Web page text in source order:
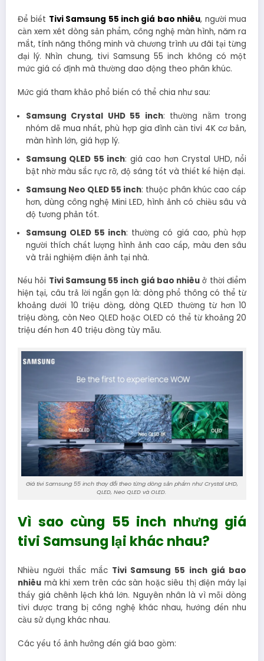
Để biết Tivi Samsung 55 inch giá bao nhiêu, người mua
cần xem xét dòng sản phẩm, công nghệ màn hình, năm ra
mắt, tính năng thông minh và chương trình ưu đãi tại từng
đại lý. Nhìn chung, tivi Samsung 55 inch không có một
mức giá cố định mà thường dao động theo phân khúc.
Mức giá tham khảo phổ biến có thể chia như sau:
Samsung Crystal UHD 55 inch: thường nằm trong
nhóm dễ mua nhất, phù hợp gia đình cần tivi 4K cơ bản,
màn hình lớn, giá hợp lý.
Samsung QLED 55 inch: giá cao hơn Crystal UHD, nổi
bật nhờ màu sắc rực rỡ, độ sáng tốt và thiết kế hiện đại.
Samsung Neo QLED 55 inch: thuộc phân khúc cao cấp
hơn, dùng công nghệ Mini LED, hình ảnh có chiều sâu và
độ tương phản tốt.
Samsung OLED 55 inch: thường có giá cao, phù hợp
người thích chất lượng hình ảnh cao cấp, màu đen sâu
và trải nghiệm điện ảnh tại nhà.
Nếu hỏi Tivi Samsung 55 inch giá bao nhiêu ở thời điểm
hiện tại, câu trả lời ngắn gọn là: dòng phổ thông có thể từ
khoảng dưới 10 triệu đồng, dòng QLED thường từ hơn 10
triệu đồng, còn Neo QLED hoặc OLED có thể từ khoảng 20
triệu đến hơn 40 triệu đồng tùy mẫu.
Giá tivi Samsung 55 inch thay đổi theo từng dòng sản phẩm như Crystal UHD,
QLED, Neo QLED và OLED.
Vì sao cùng 55 inch nhưng giá
tivi Samsung lại khác nhau?
Nhiều người thắc mắc Tivi Samsung 55 inch giá bao
nhiêu mà khi xem trên các sàn hoặc siêu thị điện máy lại
thấy giá chênh lệch khá lớn. Nguyên nhân là vì mỗi dòng
tivi được trang bị công nghệ khác nhau, hướng đến nhu
cầu sử dụng khác nhau.
Các yếu tố ảnh hưởng đến giá bao gồm: